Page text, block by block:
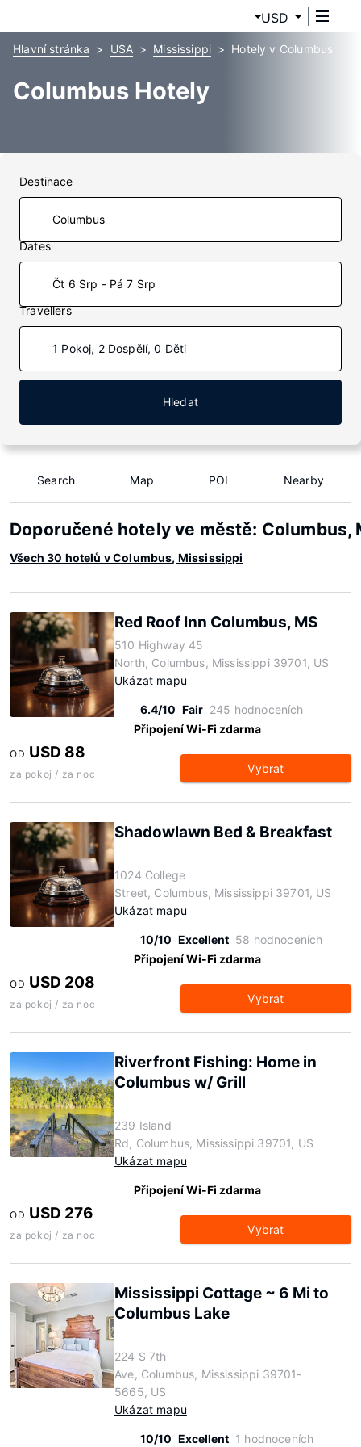
USD
Hlavní stránka USA Mississippi Hotely v Columbus
Columbus Hotely
Destinace
Dates
Čt 6 Srp - Pá 7 Srp
Travellers
1 Pokoj, 2 Dospělí, 0 Děti
Hledat
Search Map POI Nearby
Doporučené hotely ve městě: Columbus,
Všech 30 hotelů v Columbus, Mississippi
Red Roof Inn Columbus, MS
510 Highway 45
North, Columbus, Mississippi 39701, US
Ukázat mapu
6.4/10 Fair 245 hodnoceních
Připojení Wi-Fi zdarma
OD USD 88
za pokoj / za noc Vybrat
Shadowlawn Bed & Breakfast
1024 College
Street, Columbus, Mississippi 39701, US
Ukázat mapu
10/10 Excellent 58 hodnoceních
Připojení Wi-Fi zdarma
OD USD 208
za pokoj / za noc Vybrat
Riverfront Fishing: Home in
Columbus w/ Grill
239 Island
Rd, Columbus, Mississippi 39701, US
Ukázat mapu
Připojení Wi-Fi zdarma
OD USD 276
za pokoj / za noc Vybrat
Mississippi Cottage ~ 6 Mi to
Columbus Lake
224 S 7th
Ave, Columbus, Mississippi 39701-
5665, US
Ukázat mapu
10/10 Excellent 1 hodnoceních